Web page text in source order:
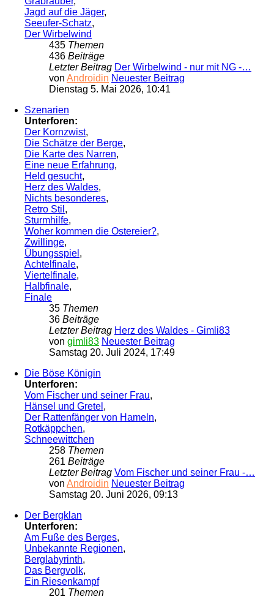
Jagd auf die Jäger,
Seeufer-Schatz,
Der Wirbelwind
435 Themen
436 Beiträge
Letzter Beitrag Der Wirbelwind - nur mit NG -…
von Androidin Neuester Beitrag
Dienstag 5. Mai 2026, 10:41
Szenarien
Unterforen:
Der Kornzwist,
Die Schätze der Berge,
Die Karte des Narren,
Eine neue Erfahrung,
Held gesucht,
Herz des Waldes,
Nichts besonderes,
Retro Stil ,
Sturmhilfe,
Woher kommen die Ostereier?,
Zwillinge,
Übungsspiel ,
Achtelfinale,
Viertelfinale,
Halbfinale,
Finale
35 Themen
36 Beiträge
Letzter Beitrag Herz des Waldes - Gimli83
von gimli83 Neuester Beitrag
Samstag 20. Juli 2024, 17:49
Die Böse Königin
Unterforen:
Vom Fischer und seiner Frau,
Hänsel und Gretel ,
Der Rattenfänger von Hameln,
Rotkäppchen,
Schneewittchen
258 Themen
261 Beiträge
Letzter Beitrag Vom Fischer und seiner Frau -…
von Androidin Neuester Beitrag
Samstag 20. Juni 2026, 09:13
Der Bergklan
Unterforen:
Am Fuße des Berges,
Unbekannte Regionen,
Berglabyrinth,
Das Bergvolk,
Ein Riesenkampf
201 Themen